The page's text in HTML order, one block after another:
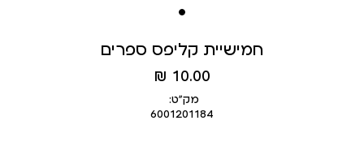
חמישיית קליפס ספרים
מחיר
מוצר
10.00 ₪
מק״ט:
6001201184